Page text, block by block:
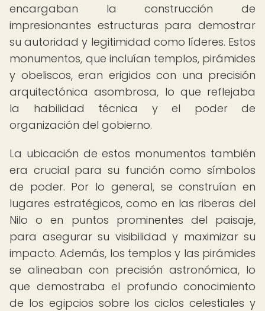
encargaban la construcción de
impresionantes estructuras para demostrar
su autoridad y legitimidad como líderes. Estos
monumentos, que incluían templos, pirámides
y obeliscos, eran erigidos con una precisión
arquitectónica asombrosa, lo que reflejaba
la habilidad técnica y el poder de
organización del gobierno.
La ubicación de estos monumentos también
era crucial para su función como símbolos
de poder. Por lo general, se construían en
lugares estratégicos, como en las riberas del
Nilo o en puntos prominentes del paisaje,
para asegurar su visibilidad y maximizar su
impacto. Además, los templos y las pirámides
se alineaban con precisión astronómica, lo
que demostraba el profundo conocimiento
de los egipcios sobre los ciclos celestiales y